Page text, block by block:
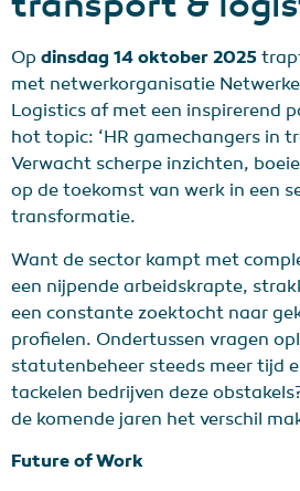
Op dinsdag 14 oktober 2025
met netwerkorganisatie
Logistics af met een inspirerend
hot topic: ‘HR gamechangers in
Verwacht scherpe inzichten,
op de toekomst van werk in een
transformatie.
Want de sector kampt met
een nijpende arbeidskrapte,
een constante zoektocht naar
profielen. Ondertussen vragen
statutenbeheer steeds meer tijd
tackelen bedrijven deze
de komende jaren het verschil
Future of Work